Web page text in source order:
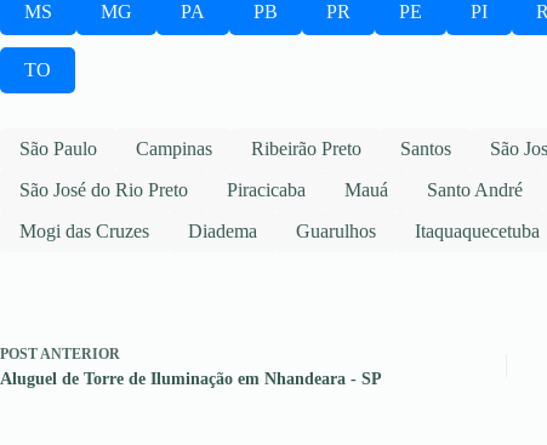
MS MG PA PB PR PE PI
TO
São Paulo Campinas Ribeirão Preto Santos São
São José do Rio Preto
Piracicaba Mauá Santo André
Mogi das Cruzes
Diadema Guarulhos Itaquaquecetuba
POSTANTERIOR
Aluguel de Torre de Iluminação em Nhandeara - SP